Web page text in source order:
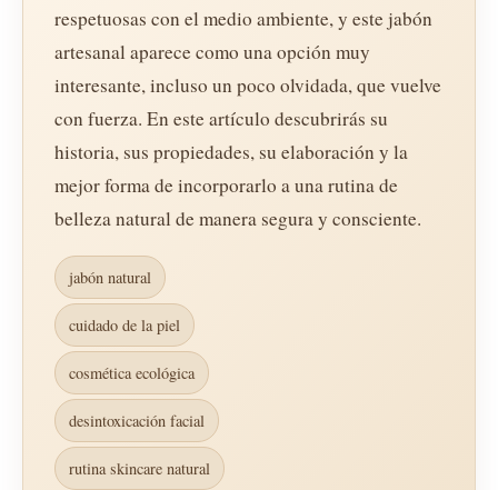
respetuosas con el medio ambiente, y este jabón
artesanal aparece como una opción muy
interesante, incluso un poco olvidada, que vuelve
con fuerza. En este artículo descubrirás su
historia, sus propiedades, su elaboración y la
mejor forma de incorporarlo a una rutina de
belleza natural de manera segura y consciente.
jabón natural
cuidado de la piel
cosmética ecológica
desintoxicación facial
rutina skincare natural